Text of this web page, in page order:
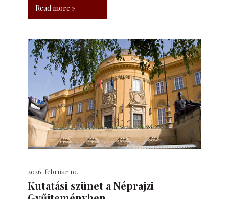
Read more »
2026. február 10.
Kutatási szünet a Néprajzi